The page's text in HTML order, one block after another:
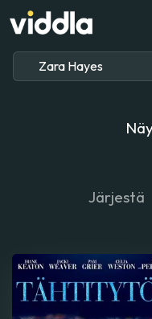
Järjestä